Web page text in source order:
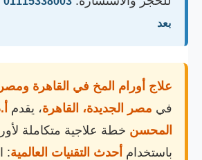
بعد
علاج أورام المخ في القاهرة ومصر
في مصر الجديدة، القاهرة، يقدم
المحسن خطة علاجية متكاملة
باستخدام أحدث التقنيات العالمية: